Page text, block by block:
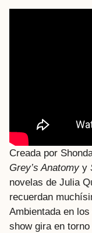
Creada por
Grey’s Anatomyy
novelas de Julia
recuerdan
Ambientada en
show gira en